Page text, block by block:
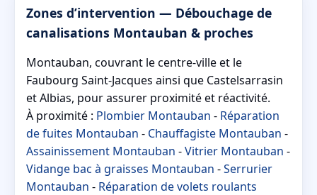
Zones d’intervention — Débouchage de
canalisations Montauban & proches
Montauban, couvrant le centre-ville et le
Faubourg Saint-Jacques ainsi que Castelsarrasin
et Albias, pour assurer proximité et réactivité.
À proximité : Plombier Montauban - Réparation
de fuites Montauban - Chauffagiste Montauban -
Assainissement Montauban -Vitrier Montauban -
Vidange bac à graisses Montauban -Serrurier
Montauban - Réparation de volets roulants